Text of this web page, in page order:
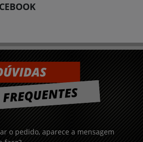
o pedido, aparece a mensagem